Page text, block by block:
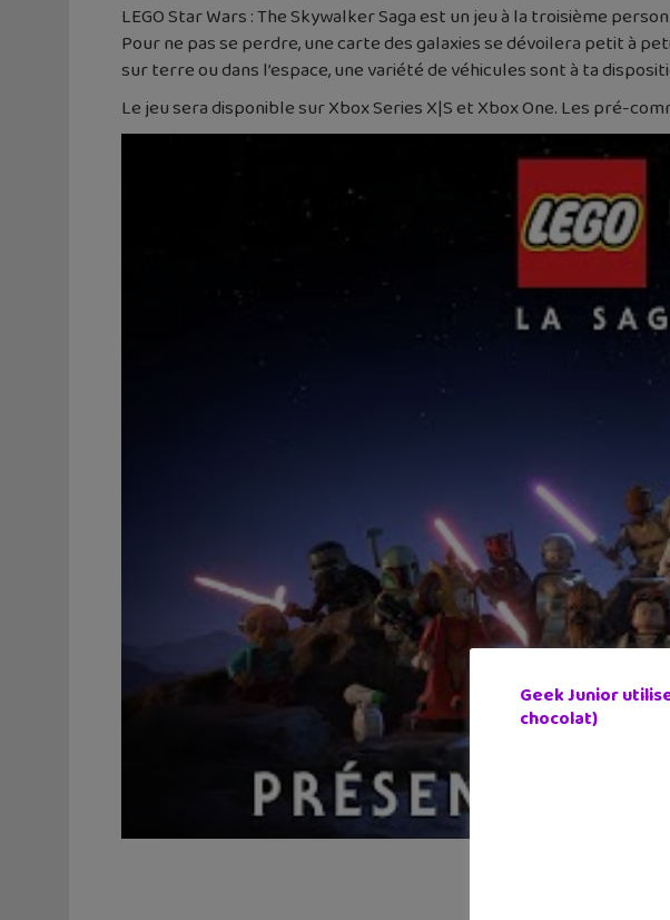
LEGO Star Wars : The Skywalker Saga est un jeu à la troisième
Pour ne pas se perdre, une carte des galaxies se dévoilera petit à
sur terre ou dans l’espace, une variété de véhicules sont à ta
Le jeu sera disponible sur Xbox Series X|S et Xbox One. Les pré-
Geek Junior
chocolat)